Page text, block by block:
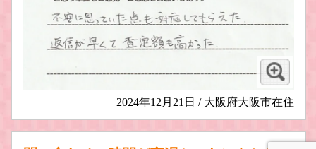
俺の妹がこんなに可愛いわけがない
らき☆すた フィギュア買取
2024年12月21日 / 大阪府大阪市在住